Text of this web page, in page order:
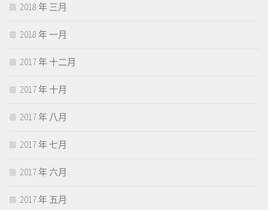
2018 年 三月
2018 年 一月
2017 年 十二月
2017 年 十月
2017 年 八月
2017 年 七月
2017 年 六月
2017 年 五月